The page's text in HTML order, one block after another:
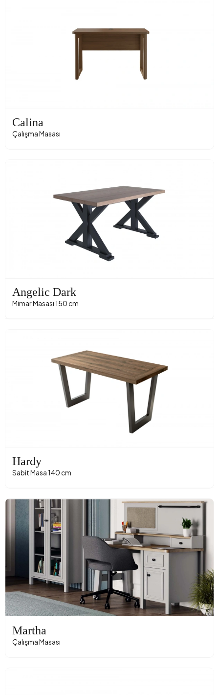
Calina
Çalışma Masası
Angelic Dark
Mimar Masası 150 cm
Hardy
Sabit Masa 140 cm
Martha
Çalışma Masası